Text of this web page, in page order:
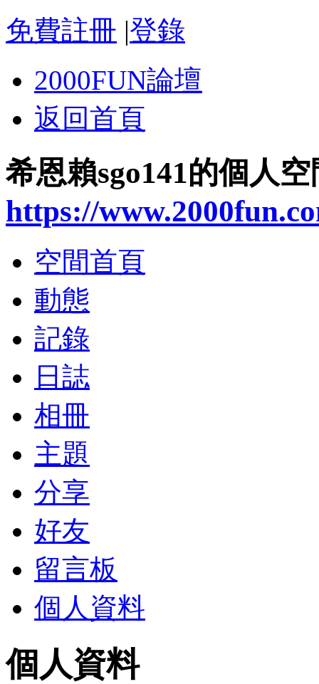
免費註冊 |登錄
2000FUN論壇
返回首頁
希恩賴sgo141的個人空
https://
空間首頁
動態
記錄
日誌
相冊
主題
分享
好友
留言板
個人資料
個人資料